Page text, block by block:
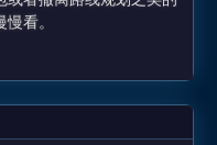
看。